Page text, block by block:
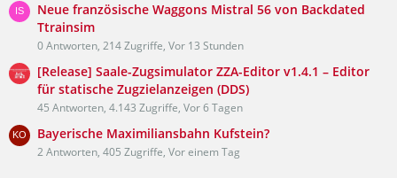
Neue französische Waggons Mistral 56 von Backdated
Ttrainsim
0 Antworten, 214 Zugriffe, Vor 13 Stunden
[Release] Saale-Zugsimulator ZZA-Editor v1.4.1 – Editor
für statische Zugzielanzeigen (DDS)
45 Antworten, 4.143 Zugriffe, Vor 6 Tagen
Bayerische Maximiliansbahn Kufstein?
2 Antworten, 405 Zugriffe, Vor einem Tag